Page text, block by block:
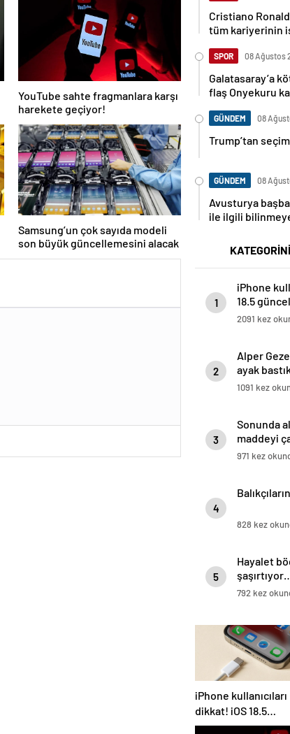
YouTube sahte fragmanlara karşı
harekete geçiyor!
Samsung’un çok sayıda modeli
son büyük güncellemesini alacak
Cristiano
tüm kariyerinin
SPOR 08 Ağustos
Galatasaray’a
flaş Onyekuru
GÜNDEM 08
Trump’tan
GÜNDEM 08
Avusturya
ile ilgili
1
iPhone
18.5
yenilikler
2091 kez
2
Alper
ayak
paylaşım:
1091 kez
3
Sonunda
maddeyi
971 kez
4
828 kez
5
Hayalet
792 kez
iPhone kullanıcıları
dikkat! iOS 18.5
güncellemesi çıktı: